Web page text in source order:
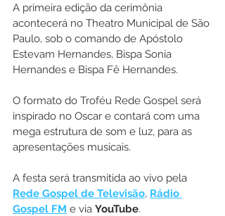
A primeira edição da cerimônia
acontecerá no Theatro Municipal de São
Paulo, sob o comando de Apóstolo
Estevam Hernandes, Bispa Sonia
Hernandes e Bispa Fê Hernandes.
O formato do Troféu Rede Gospel será
inspirado no Oscar e contará com uma
mega estrutura de som e luz, para as
apresentações musicais.
A festa será transmitida ao vivo pela
Rede Gospel de Televisão, Rádio
Gospel FM e via YouTube.